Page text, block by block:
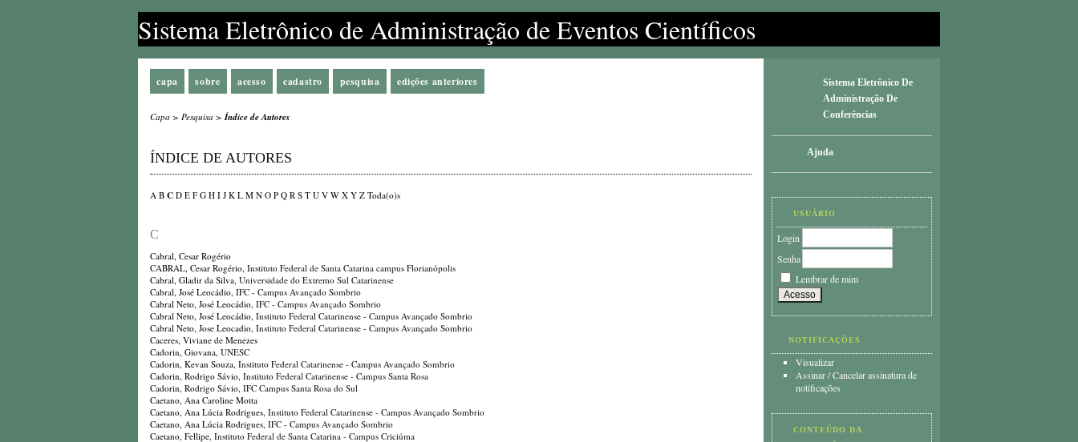
Sistema Eletrônico de Administração de Eventos Científicos
Sistema Eletrônico De
Administração De
Conferências
Ajuda
USUÁRIO
Login
Senha
Lembrar de mim
NOTIFICAÇÕES
Visualizar
Assinar/Cancelar assinatura de
notificações
CONTEÚDO DA
capa sobre acesso cadastro pesquisa edições anteriores
Capa > Pesquisa >Índice de Autores
ÍNDICE DE AUTORES
A B C D E F G H I J K L M N O P Q R S T U V W X Y Z Toda(o)s
C
Cabral, Cesar Rogério
CABRAL, Cesar Rogério, Instituto Federal de Santa Catarina campus Florianópolis
Cabral, Gladir da Silva, Universidade do Extremo Sul Catarinense
Cabral, José Leocádio, IFC - Campus Avançado Sombrio
Cabral Neto, José Leocádio, IFC - Campus Avançado Sombrio
Cabral Neto, José Leocádio, Instituto Federal Catarinense - Campus Avançado Sombrio
Cabral Neto, Jose Leocadio, Instituto Federal Catarinense - Campus Avançado Sombrio
Caceres, Viviane de Menezes
Cadorin, Giovana, UNESC
Cadorin, Kevan Souza, Instituto Federal Catarinense - Campus Avançado Sombrio
Cadorin, Rodrigo Sávio, Instituto Federal Catarinense - Campus Santa Rosa
Cadorin, Rodrigo Sávio, IFC Campus Santa Rosa do Sul
Caetano, Ana Caroline Motta
Caetano, Ana Lúcia Rodrigues, Instituto Federal Catarinense - Campus Avançado Sombrio
Caetano, Ana Lúcia Rodrigues, IFC - Campus Avançado Sombrio
Caetano, Fellipe, Instituto Federal de Santa Catarina - Campus Criciúma